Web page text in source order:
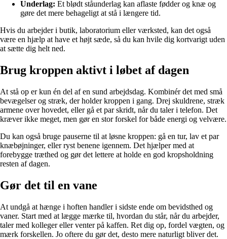
Underlag: Et blødt ståunderlag kan aflaste fødder og knæ og
gøre det mere behageligt at stå i længere tid.
Hvis du arbejder i butik, laboratorium eller værksted, kan det også
være en hjælp at have et højt sæde, så du kan hvile dig kortvarigt uden
at sætte dig helt ned.
Brug kroppen aktivt i løbet af dagen
At stå op er kun én del af en sund arbejdsdag. Kombinér det med små
bevægelser og stræk, der holder kroppen i gang. Drej skuldrene, stræk
armene over hovedet, eller gå et par skridt, når du taler i telefon. Det
kræver ikke meget, men gør en stor forskel for både energi og velvære.
Du kan også bruge pauserne til at løsne kroppen: gå en tur, lav et par
knæbøjninger, eller ryst benene igennem. Det hjælper med at
forebygge træthed og gør det lettere at holde en god kropsholdning
resten af dagen.
Gør det til en vane
At undgå at hænge i hoften handler i sidste ende om bevidsthed og
vaner. Start med at lægge mærke til, hvordan du står, når du arbejder,
taler med kolleger eller venter på kaffen. Ret dig op, fordel vægten, og
mærk forskellen. Jo oftere du gør det, desto mere naturligt bliver det.